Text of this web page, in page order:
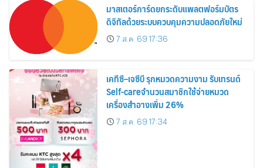
มาสเตอร์การ์ดยกระดับแพลตฟอร์มบัตร
ดิจิทัลด้วยระบบควบคุมความปลอดภัยใหม่
7 ส.ค. 69 17:36
เคทีซี–เจซีบี รุกหมวดความงาม รับเทรนด์
Self-careจำนวนสมาชิกใช้จ่ายหมวด
เครื่องสำอางเพิ่ม 26%
7 ส.ค. 69 17:34